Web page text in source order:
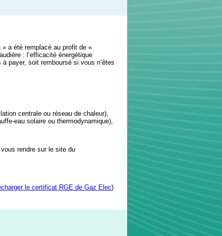
» a été remplacé au profit de «
: l’efficacité énergétique
payer, soit remboursé si vous n’êtes
centrale ou réseau de chaleur),
eau solaire ou thermodynamique),
rendre sur le site du
le certificat RGE de Gaz Elec)